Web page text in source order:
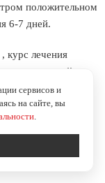
положительном
6-7 дней.
курс лечения
осложнений
до 42-56 суток.
№ 18
сервисов и
на сайте, вы
.